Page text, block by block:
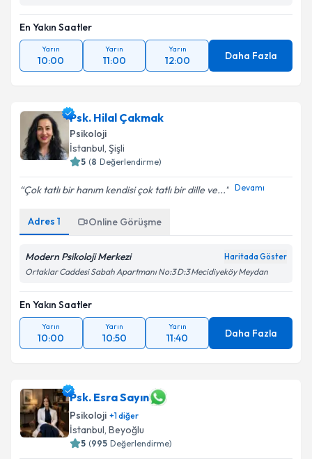
En Yakın Saatler
Yarın
10:00
Yarın
11:00
Yarın
12:00 Daha Fazla
Psk. Hilal Çakmak
Psikoloji
İstanbul, Şişli
5 (8 Değerlendirme)
Çok tatlı bir hanım kendisi çok tatlı bir dille ve... Devamı
Adres 1 Online Görüşme
Modern Psikoloji Merkezi Haritada Göster
Ortaklar Caddesi Sabah Apartmanı No:3 D:3 Mecidiyeköy Meydan
En Yakın Saatler
Yarın
10:00
Yarın
10:50
Yarın
11:40 Daha Fazla
Psk. Esra Sayın
Psikoloji +1diğer
İstanbul, Beyoğlu
5 (995 Değerlendirme)